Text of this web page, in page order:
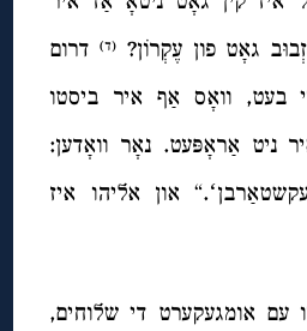
גאָט פון עֶקְרוֹן? (ד)דרום
בעט, וואָס אַף איר ביסטו
ניט אַראָפּעט. נאָר וואָדען:
שטאַרבן וועסטו אַוועקשטאַרבןʻ.“ און אליהו איז
עם אומגעקערט די שלוחים,